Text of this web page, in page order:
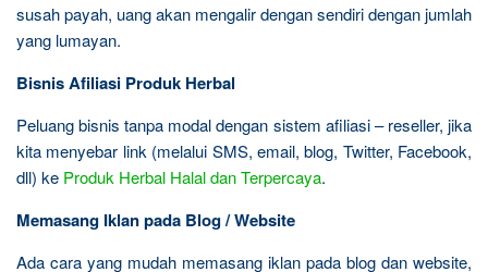
susah payah, uang akan mengalir dengan sendiri dengan jumlah
yang lumayan.
Bisnis Afiliasi Produk Herbal
Peluang bisnis tanpa modal dengan sistem afiliasi – reseller, jika
kita menyebar link (melalui SMS, email, blog, Twitter, Facebook,
dll) ke Produk Herbal Halal dan Terpercaya.
Memasang Iklan pada Blog / Website
Ada cara yang mudah memasang iklan pada blog dan website,